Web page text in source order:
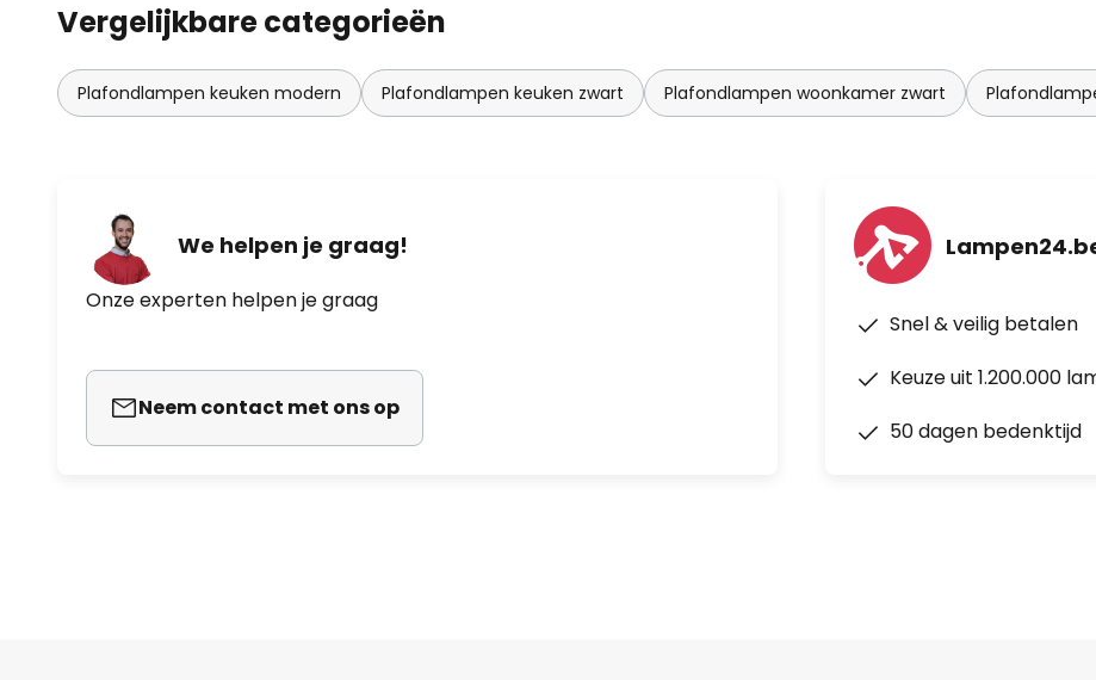
Vergelijkbare categorieën
Plafondlampen keuken modern Plafondlampen keuken zwart Plafondlampen woonkamer zwart
We helpen je graag!
Onze experten helpen je graag
Neem contact met ons op
Snel & veilig betalen
Keuze uit 1.200.000
50 dagen bedenktijd